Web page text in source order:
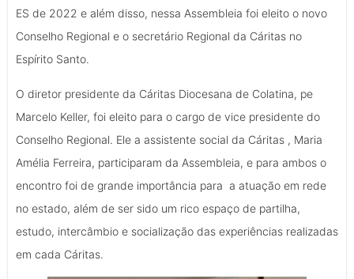
ES de 2022 e além disso, nessa Assembleia foi eleito o novo
Conselho Regional e o secretário Regional da Cáritas no
Espírito Santo.
O diretor presidente da Cáritas Diocesana de Colatina, pe
Marcelo Keller, foi eleito para o cargo de vice presidente do
Conselho Regional. Ele a assistente social da Cáritas , Maria
Amélia Ferreira, participaram da Assembleia, e para ambos o
encontro foi de grande importância para a atuação em rede
no estado, além de ser sido um rico espaço de partilha,
estudo, intercâmbio e socialização das experiências realizadas
em cada Cáritas.